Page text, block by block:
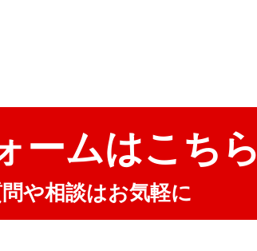
ームはこちら
や相談はお気軽に